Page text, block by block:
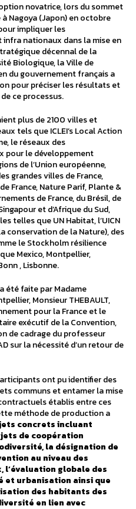
novatrice, lors du sommet
Nagoya (Japon) en octobre
impliquer les
nationaux dans la mise en
décennal de la
Biologique, la Ville de
du gouvernement français a
pour préciser les résultats et
ce processus.
plus de 2100 villes et
tels que ICLEI’s Local Action
le réseaux des
pour le développement
de l’Union européenne,
grandes villes de France,
France, Nature Parif, Plante &
de France, du Brésil, de
et d’Afrique du Sud,
telles que UN Habitat, l’UICN
conservation de la Nature), des
le Stockholm résilience
Mexico, Montpellier,
, Lisbonne.
été faite par Madame
Monsieur THEBAULT,
pour la France et le
exécutif de la Convention,
de cadrage du professeur
sur la nécessité d’un retour de
ont pu identifier des
communs et entamer la mise
établis entre ces
méthode de production a
concrets incluant
de coopération
la désignation de
au niveau des
l’évaluation globale des
urbanisation ainsi que
des habitants des
en lien avec